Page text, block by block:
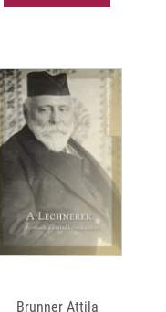
Brunner Attila